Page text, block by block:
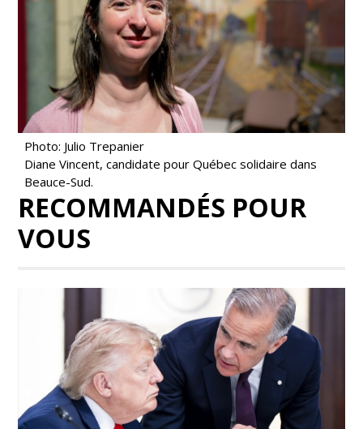
Photo: Julio Trepanier
Diane Vincent, candidate pour Québec solidaire dans
Beauce-Sud.
RECOMMANDÉS POUR
VOUS